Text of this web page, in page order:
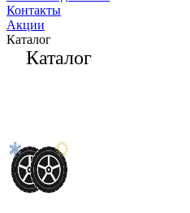
Контакты
Акции
Каталог
Каталог